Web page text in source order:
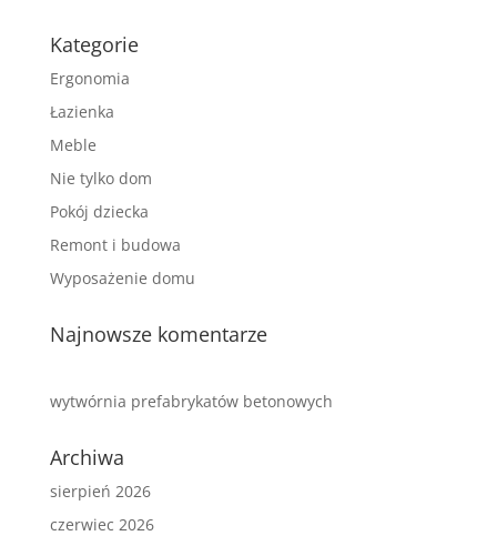
Kategorie
Ergonomia
Łazienka
Meble
Nie tylko dom
Pokój dziecka
Remont i budowa
Wyposażenie domu
Najnowsze komentarze
wytwórnia prefabrykatów betonowych
Archiwa
sierpień 2026
czerwiec 2026